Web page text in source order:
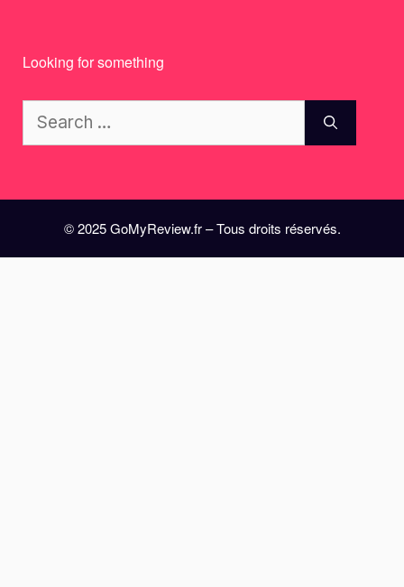
Looking for something
for:
© 2025 GoMyReview.fr – Tous droits réservés.